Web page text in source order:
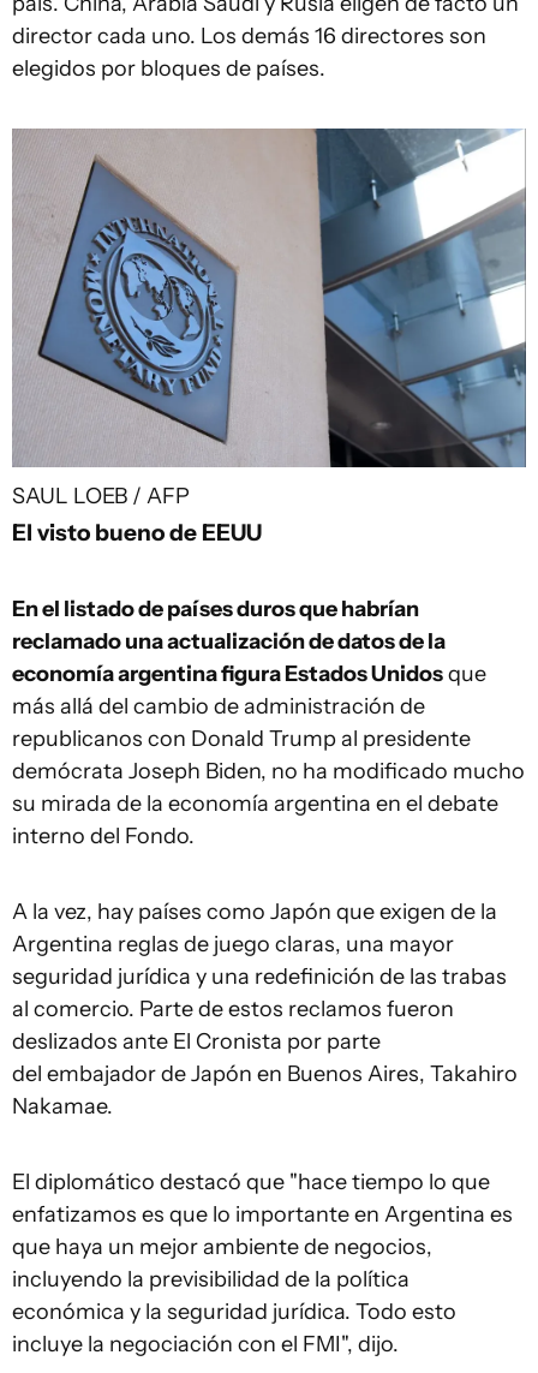
director cada uno. Los demás 16 directores son
elegidos por bloques de países.
SAUL LOEB / AFP
El visto bueno de EEUU
En el listado de países duros que habrían
reclamado una actualización de datos de la
economía argentina figura Estados Unidosque
más allá del cambio de administración de
republicanos con Donald Trump al presidente
demócrata Joseph Biden, no ha modificado mucho
su mirada de la economía argentina en el debate
interno del Fondo.
A la vez, hay países como Japón que exigen de la
Argentina reglas de juego claras, una mayor
seguridad jurídica y una redefinición de las trabas
al comercio. Parte de estos reclamos fueron
deslizados ante El Cronista por parte
del embajador de Japón en Buenos Aires, Takahiro
Nakamae.
El diplomático destacó que "hace tiempo lo que
enfatizamos es que lo importante en Argentina es
que haya un mejor ambiente de negocios,
incluyendo la previsibilidad de la política
económica y la seguridad jurídica. Todo esto
incluye la negociación con el FMI", dijo.